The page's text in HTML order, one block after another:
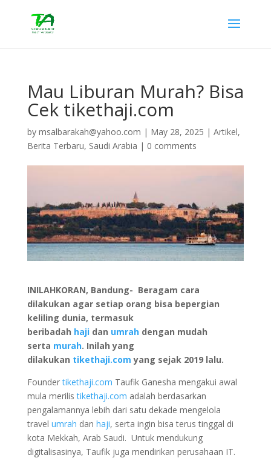
Mau Liburan Murah? Bisa
Cek tikethaji.com
by msalbarakah@yahoo.com | May 28, 2025 | Artikel,
Berita Terbaru, Saudi Arabia | 0 comments
INILAHKORAN, Bandung- Beragam cara
dilakukan agar setiap orang bisa bepergian
keliling dunia, termasuk
beribadah hajidan umrahdengan mudah
serta murah. Inilah yang
dilakukan tikethaji.com yang sejak 2019 lalu.
Foundertikethaji.com Taufik Ganesha mengakui awal
mula merilistikethaji.com adalah berdasarkan
pengalamannya lebih dari satu dekade mengelola
travel umrah dan haji, serta ingin bisa terus tinggal di
kota Mekkah, Arab Saudi. Untuk mendukung
digitalisasinya, Taufik juga mendirikan perusahaan IT.